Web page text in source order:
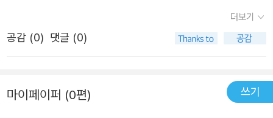
#북스타그램 #북리뷰. #신간 #책추천 #추천도서 #베스트
셀러 #독후감[ 한길사 @hangilsa 출판사 에서 도서를 협찬
은지 #한길사 #일파만파독서모임 #기후노트 #기후위기
야기들도 쉽게 따라갈 수 있도록 정리되어 있어 이러한 책들
이 어렵게만 느껴지는 사람들도 쉽고 편하게 접근할 수 있을
것 같다. 책에는 기후 위기를 ‘두려움’이 아니라 ‘이해’로 바
대한 믿음이 담겨 있다.거창한 변화가 아니더라도, 오늘의
더보기
공감 (0) 댓글 (0)
마이페이퍼 (0편) 쓰기